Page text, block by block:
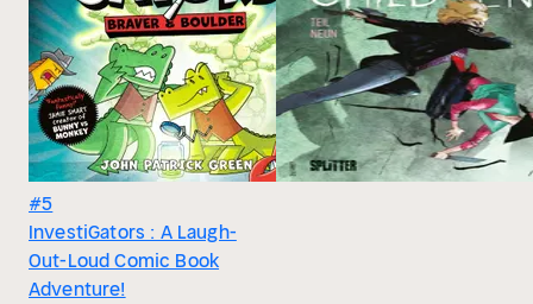
#5
InvestiGators : A Laugh-
Out-Loud Comic Book
Adventure!